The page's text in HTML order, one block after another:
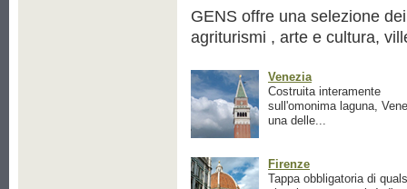
GENS offre una selezione
agriturismi , arte e cultura,
Venezia
Costruita interamente
sull'omonima laguna,
una delle...
Firenze
Tappa obbligatoria di